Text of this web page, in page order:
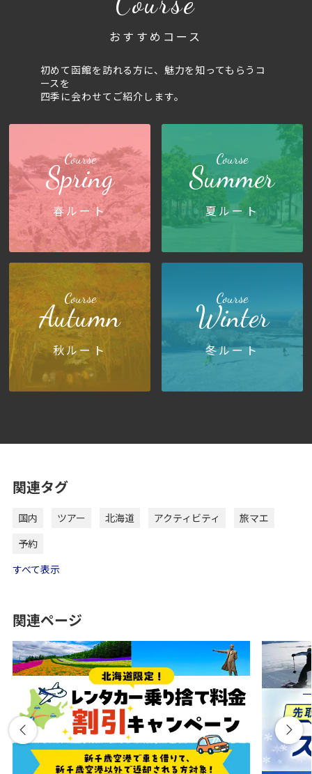
おすすめコース
初めて函館を訪れる方に、魅力を知ってもらうコ
ースを
四季に会わせてご紹介します。
Course
Spring
春ルート
Course
Summer
夏ルート
Course
Autumn
秋ルート
Course
Winter
冬ルート
関連タグ
国内 ツアー 北海道 アクティビティ
旅マエ
予約
すべて表示
関連ページ